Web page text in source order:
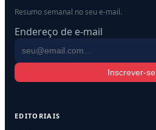
Resumo semanal no seu e-mail.
Endereço de e-mail
Inscrever-se
EDITORIAIS